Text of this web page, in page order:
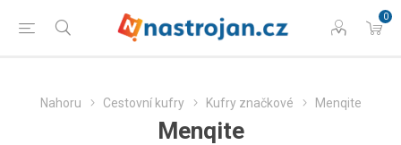
0
Nahoru Cestovní kufry Kufry značkové Menqite
Menqite